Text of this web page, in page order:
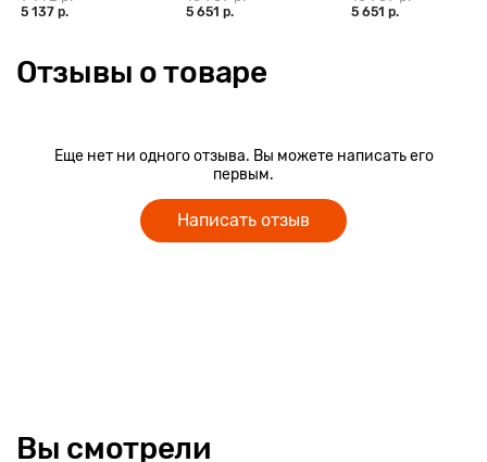
5 137 р. 5 651 р. 5 651 р.
Отзывы о товаре
Еще нет ни одного отзыва. Вы можете написать его
первым.
Написать отзыв
Вы смотрели